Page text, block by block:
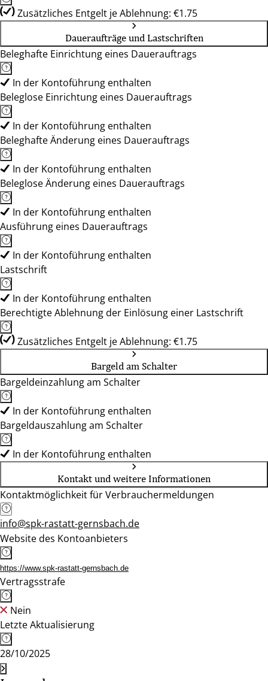
Zusätzliches Entgelt je Ablehnung: €1.75
Daueraufträge und Lastschriften
Beleghafte Einrichtung eines Dauerauftrags
In der Kontoführung enthalten
Beleglose Einrichtung eines Dauerauftrags
In der Kontoführung enthalten
Beleghafte Änderung eines Dauerauftrags
In der Kontoführung enthalten
Beleglose Änderung eines Dauerauftrags
In der Kontoführung enthalten
Ausführung eines Dauerauftrags
In der Kontoführung enthalten
Lastschrift
In der Kontoführung enthalten
Berechtigte Ablehnung der Einlösung einer Lastschrift
Zusätzliches Entgelt je Ablehnung: €1.75
Bargeld am Schalter
Bargeldeinzahlung am Schalter
In der Kontoführung enthalten
Bargeldauszahlung am Schalter
In der Kontoführung enthalten
Kontakt und weitere Informationen
Kontaktmöglichkeit für Verbrauchermeldungen
info@spk-rastatt-gernsbach.de
Website des Kontoanbieters
https://www.spk-rastatt-gernsbach.de
Vertragsstrafe
Nein
Letzte Aktualisierung
28/10/2025